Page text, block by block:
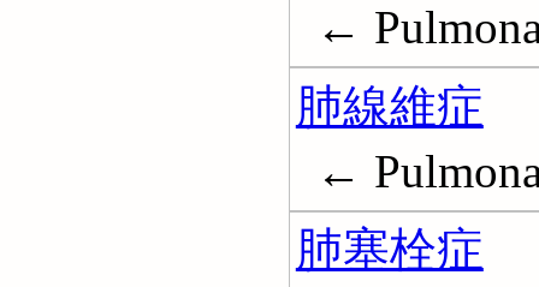
←
肺線維症
←
肺塞栓症